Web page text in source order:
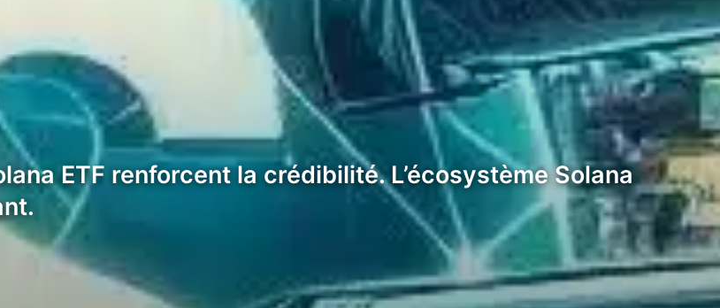
ETF renforcent la crédibilité. L’écosystème Solana